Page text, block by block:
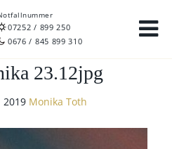
07252 / 899 250
0676 / 845 899 310
23.12jpg
2019 Monika Toth